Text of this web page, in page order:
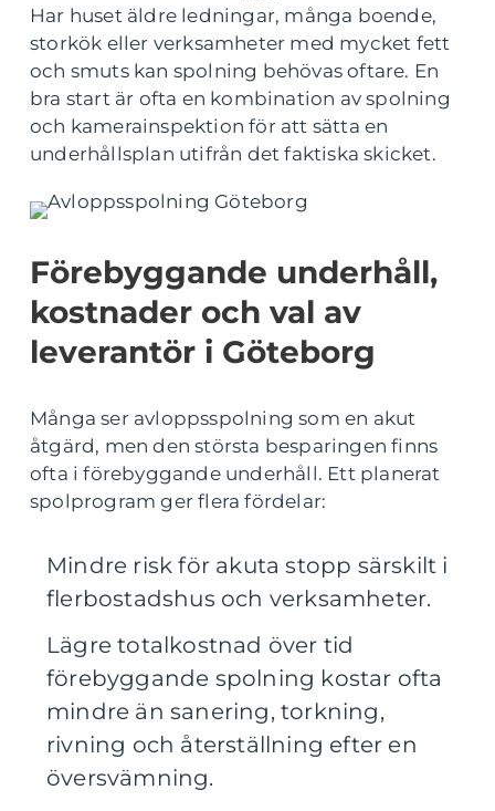
Har huset äldre ledningar, många boende,
storkök eller verksamheter med mycket fett
och smuts kan spolning behövas oftare. En
bra start är ofta en kombination av spolning
och kamerainspektion för att sätta en
underhållsplan utifrån det faktiska skicket.
Förebyggande underhåll,
kostnader och val av
leverantör i Göteborg
Många ser avloppsspolning som en akut
åtgärd, men den största besparingen finns
ofta i förebyggande underhåll. Ett planerat
spolprogram ger flera fördelar:
Mindre risk för akuta stopp särskilt i
flerbostadshus och verksamheter.
Lägre totalkostnad över tid
förebyggande spolning kostar ofta
mindre än sanering, torkning,
rivning och återställning efter en
översvämning.